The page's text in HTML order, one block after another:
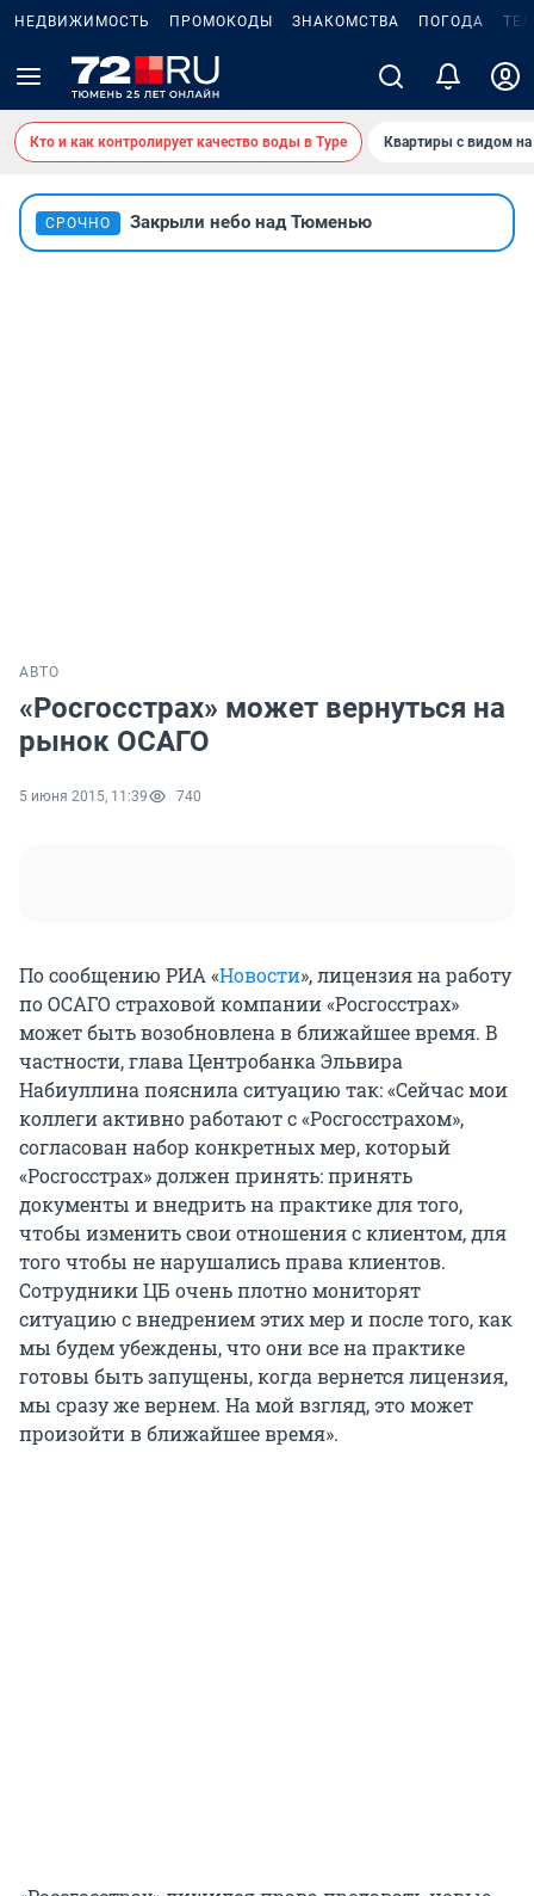
НЕДВИЖИМОСТЬ ПРОМОКОДЫ ЗНАКОМСТВА ПОГОДА
Кто и как контролирует качество воды в Туре Квартиры с видом на
СРОЧНО Закрыли небо над Тюменью
АВТО
«Росгосстрах» может вернуться на
рынок ОСАГО
5 июня 2015, 11:39 740
По сообщению РИА «Новости», лицензия на работу
по ОСАГО страховой компании «Росгосстрах»
может быть возобновлена в ближайшее время. В
частности, глава Центробанка Эльвира
Набиуллина пояснила ситуацию так: «Сейчас мои
коллеги активно работают с «Росгосстрахом»,
согласован набор конкретных мер, который
«Росгосстрах» должен принять: принять
документы и внедрить на практике для того,
чтобы изменить свои отношения с клиентом, для
того чтобы не нарушались права клиентов.
Сотрудники ЦБ очень плотно мониторят
ситуацию с внедрением этих мер и после того, как
мы будем убеждены, что они все на практике
готовы быть запущены, когда вернется лицензия,
мы сразу же вернем. На мой взгляд, это может
произойти в ближайшее время».